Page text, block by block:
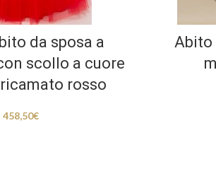
da sposa a
scollo a cuore
rosso
458,50€
Abito